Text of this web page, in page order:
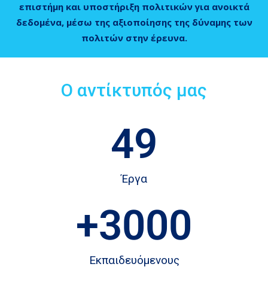
επιστήμη και υποστήριξη πολιτικών για ανοικτά
δεδομένα, μέσω της αξιοποίησης της δύναμης των
πολιτών στην έρευνα.
Ο αντίκτυπός μας
Έργα
49
Εκπαιδευόμενους
+3000